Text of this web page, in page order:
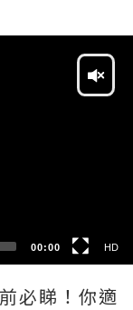
00:00 HD
必睇！你適